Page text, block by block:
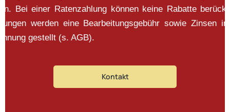
Bei einer Ratenzahlung können keine Rabatte
werden eine Bearbeitungsgebühr sowie Zinsen
gestellt (s. AGB).
Kontakt